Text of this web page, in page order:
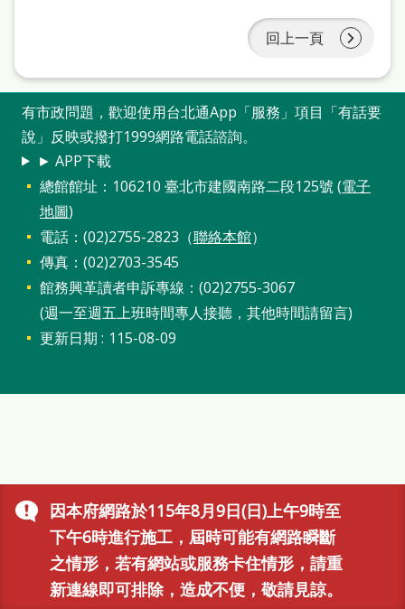
因本府網路於115年8月9日(日)上午9時至
下午6時進行施工，屆時可能有網路瞬斷
之情形，若有網站或服務卡住情形，請重
新連線即可排除，造成不便，敬請見諒。
回上一頁
有市政問題，歡迎使用台北通App「服務」項目「有話要
說」反映或撥打1999網路電話諮詢。
► APP下載
總館館址：106210 臺北市建國南路二段125號 (電子
地圖)
電話：(02)2755-2823（聯絡本館）
傳真：(02)2703-3545
館務興革讀者申訴專線：(02)2755-3067
(週一至週五上班時間專人接聽，其他時間請留言)
更新日期
115-08-09